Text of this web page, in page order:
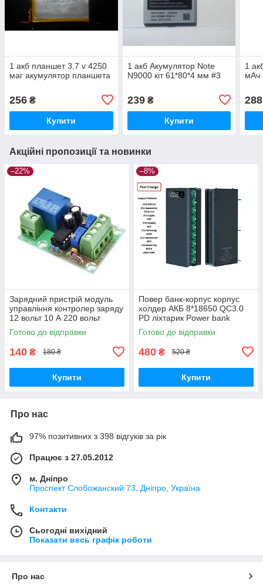
1 акб планшет 3,7 v 4250
маг акумулятор планшета
256 ₴
Купити
1 акб Акумулятор Note
N9000 кіт 61*80*4 мм #3
239₴
Купити
1
мАч
288
Акційні пропозиції та новинки
–22%
Зарядний пристрій модуль
управління контролер заряду
12 вольт 10 А 220 вольт
Готово до відправки
140 ₴ 180 ₴
Купити
–8%
Повер банк-корпус корпус
холдер АКБ 8*18650 QC3.0
PD ліхтарик Power bank
Готово до відправки
480 ₴ 520 ₴
Купити
Про нас
97% позитивних з 398 відгуків за рік
Працює з 27.05.2012
м. Дніпро
Проспект Слобожанский 73, Дніпро, Україна
Контакти
Сьогодні вихідний
Показати весь графік роботи
Про нас